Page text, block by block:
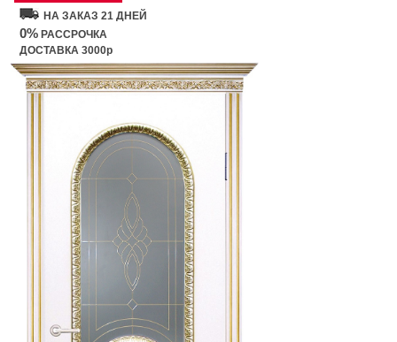
НА ЗАКАЗ 21 ДНЕЙ
0% РАССРОЧКА
ДОСТАВКА 3000р